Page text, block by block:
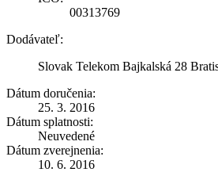
00313769
Dodávateľ:
Slovak Telekom Bajkalská 28
Dátum doručenia:
25. 3. 2016
Dátum splatnosti:
Neuvedené
Dátum zverejnenia:
10. 6. 2016